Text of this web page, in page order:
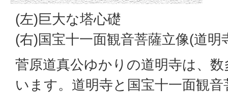
(左)巨大な塔心礎
(右)国宝十一面観音菩薩立像(道明
菅原道真公ゆかりの道明寺は、
います。道明寺と国宝十一面観